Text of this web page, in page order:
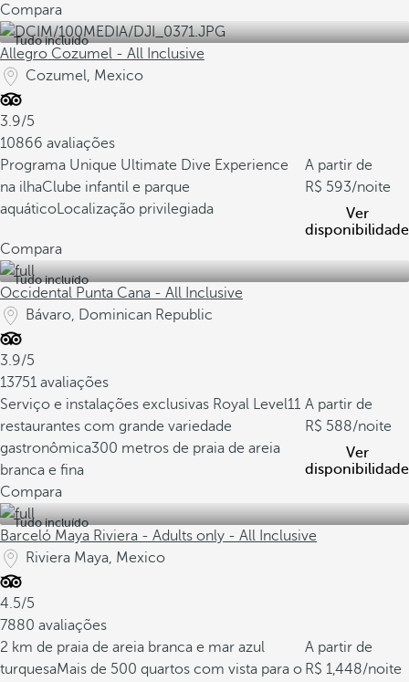
Compara
Tudo incluído
Allegro Cozumel - All Inclusive
Cozumel, Mexico
3.9/5
10866 avaliações
Programa Unique Ultimate Dive Experience
na ilhaClube infantil e parque
aquáticoLocalização privilegiada
A partir de
593/noite
Ver
disponibilidade
Compara
Tudo incluído
Occidental Punta Cana - All Inclusive
Bávaro, Dominican Republic
3.9/5
13751 avaliações
Serviço e instalações exclusivas Royal Level11
restaurantes com grande variedade
gastronômica300 metros de praia de areia
branca e fina
A partir de
588/noite
Ver
disponibilidade
Compara
Tudo incluído
Barceló Maya Riviera - Adults only - All Inclusive
Riviera Maya, Mexico
4.5/5
7880 avaliações
2 km de praia de areia branca e mar azul
turquesaMais de 500 quartos com vista para o
A partir de
1,448/noite